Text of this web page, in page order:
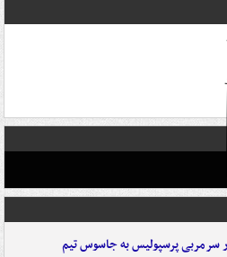
سرمربی پرسپولیس به جاسوس تیم